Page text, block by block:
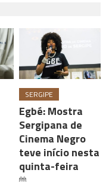
SERGIPE
Egbé: Mostra
Sergipana de
Cinema Negro
teve início nesta
quinta-feira